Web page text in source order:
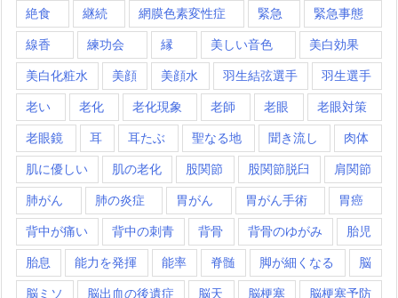
絶食 継続 網膜色素変性症 緊急 緊急事態
線香 練功会 縁 美しい音色 美白効果
美白化粧水 美顔 美顔水 羽生結弦選手 羽生選手
老い 老化 老化現象 老師 老眼 老眼対策
老眼鏡 耳 耳たぶ 聖なる地 聞き流し 肉体
肌に優しい 肌の老化 股関節 股関節脱臼 肩関節
肺がん 肺の炎症 胃がん 胃がん手術 胃癌
背中が痛い 背中の刺青 背骨 背骨のゆがみ 胎児
胎息 能力を発揮 能率 脊髄 脚が細くなる 脳
脳ミソ 脳出血の後遺症 脳天 脳梗塞 脳梗塞予防